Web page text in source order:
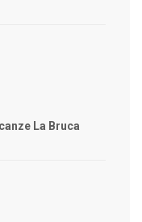
La Bruca